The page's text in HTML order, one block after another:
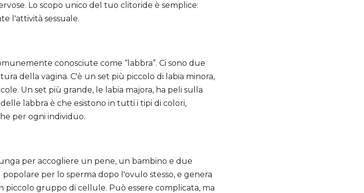
Lo scopo unico del tuo clitoride è semplice:
l'attività sessuale.
conosciute come “labbra”. Ci sono due
della vagina. C'è un set più piccolo di labia minora,
Un set più grande, le labia majora, ha peli sulla
labbra è che esistono in tutti i tipi di colori,
per ogni individuo.
per accogliere un pene, un bambino e due
per lo sperma dopo l'ovulo stesso, e genera
gruppo di cellule. Può essere complicata, ma